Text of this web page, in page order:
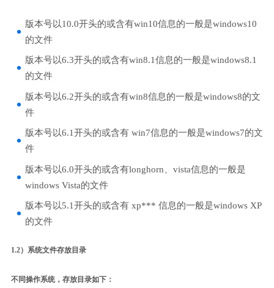
版本号以10.0开头的或含有win10信息的一般是windows10
的文件
版本号以6.3开头的或含有win8.1信息的一般是windows8.1
的文件
版本号以6.2开头的或含有win8信息的一般是windows8的文
件
版本号以6.1开头的或含有 win7信息的一般是windows7的文
件
版本号以6.0开头的或含有longhorn、vista信息的一般是
windows Vista的文件
版本号以5.1开头的或含有 xp*** 信息的一般是windows XP
的文件
1.2）系统文件存放目录
不同操作系统，存放目录如下：